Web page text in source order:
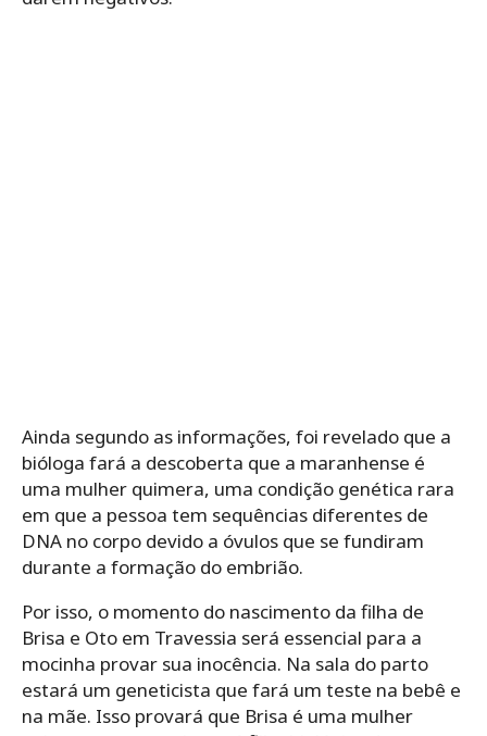
Ainda segundo as informações, foi revelado que a
bióloga fará a descoberta que a maranhense é
uma mulher quimera, uma condição genética rara
em que a pessoa tem sequências diferentes de
DNA no corpo devido a óvulos que se fundiram
durante a formação do embrião.
Por isso, o momento do nascimento da filha de
Brisa e Oto em Travessia será essencial para a
mocinha provar sua inocência. Na sala do parto
estará um geneticista que fará um teste na bebê e
na mãe. Isso provará que Brisa é uma mulher